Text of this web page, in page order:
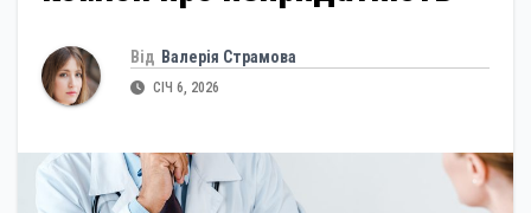
Від Валерія Страмова
СІЧ 6, 2026